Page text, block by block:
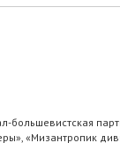
«Мизантропик